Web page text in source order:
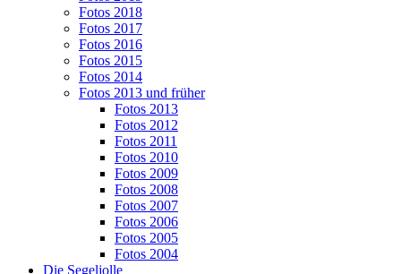
Fotos 2018
Fotos 2017
Fotos 2016
Fotos 2015
Fotos 2014
Fotos 2013 und früher
Fotos 2013
Fotos 2012
Fotos 2011
Fotos 2010
Fotos 2009
Fotos 2008
Fotos 2007
Fotos 2006
Fotos 2005
Fotos 2004
Die Segeljolle